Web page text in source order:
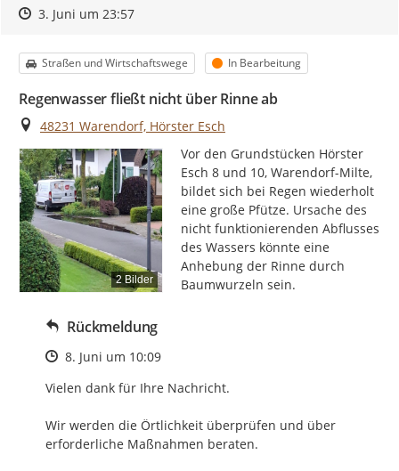
Zeitpunkt des Erstellens
Zeitpunkt des Erstellens
3. Juni um 23:57Zur Äußerung
Kategorie
Straßen und Wirtschaftswege Status
In Bearbeitung
Regenwasser fließt nicht über Rinne ab
Ort
48231 Warendorf, Hörster Esch
2 Bilder
Vor den Grundstücken Hörster
Esch 8 und 10, Warendorf-Milte,
bildet sich bei Regen wiederholt
eine große Pfütze. Ursache des
nicht funktionierenden Abflusses
des Wassers könnte eine
Anhebung der Rinne durch
Baumwurzeln sein.
Rückmeldung
Zeitpunkt des Erstellens
8. Juni um 10:09
Vielen dank für Ihre Nachricht.
Wir werden die Örtlichkeit überprüfen und über
erforderliche Maßnahmen beraten.